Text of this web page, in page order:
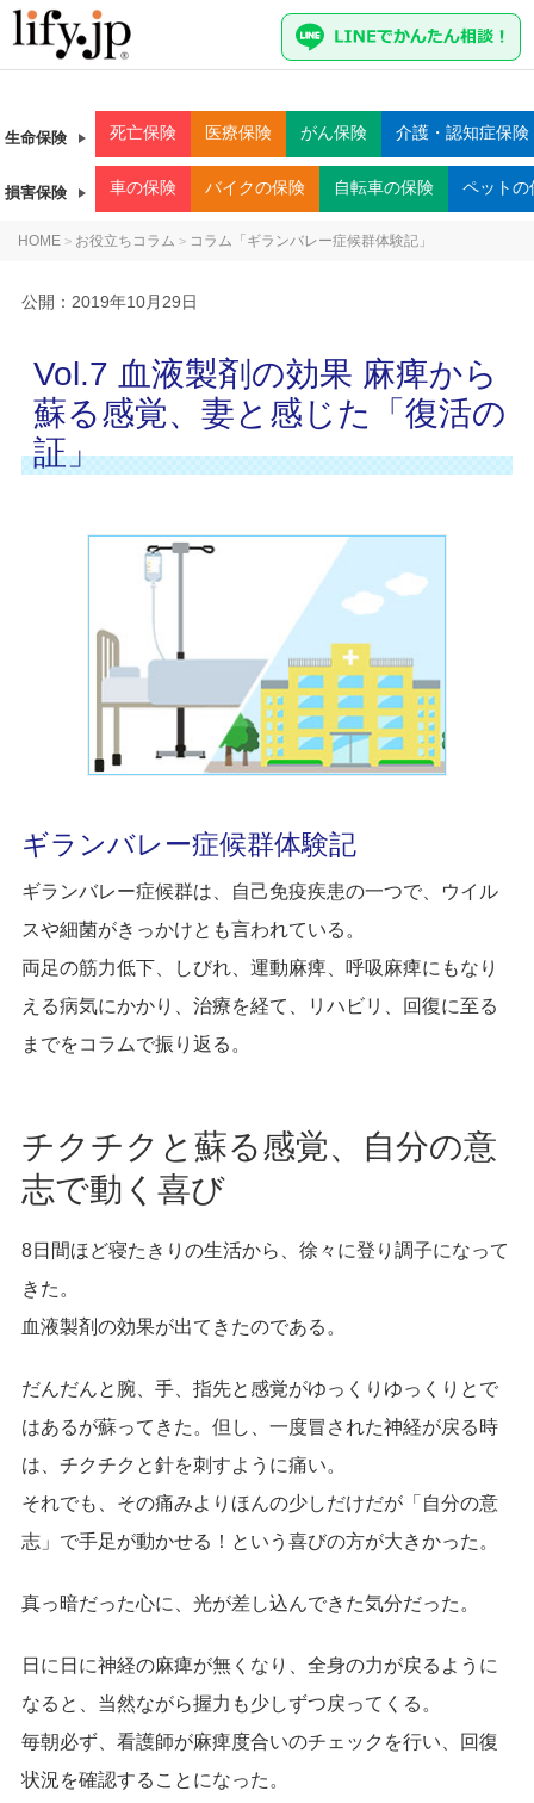
生命保険 死亡保険 医療保険 がん保険 介護・認知症保険
損害保険 車の保険 バイクの保険 自転車の保険 ペットの
HOME > お役立ちコラム > コラム「ギランバレー症候群体験記」
公開： 2019年10月29日
Vol.7 血液製剤の効果 麻痺から
蘇る感覚、妻と感じた「復活の
証」
ギランバレー症候群体験記
ギランバレー症候群は、自己免疫疾患の一つで、ウイル
スや細菌がきっかけとも言われている。
両足の筋力低下、しびれ、運動麻痺、呼吸麻痺にもなり
える病気にかかり、治療を経て、リハビリ、回復に至る
までをコラムで振り返る。
チクチクと蘇る感覚、自分の意
志で動く喜び
8日間ほど寝たきりの生活から、徐々に登り調子になって
きた。
血液製剤の効果が出てきたのである。
だんだんと腕、手、指先と感覚がゆっくりゆっくりとで
はあるが蘇ってきた。但し、一度冒された神経が戻る時
は、チクチクと針を刺すように痛い。
それでも、その痛みよりほんの少しだけだが「自分の意
志」で手足が動かせる！という喜びの方が大きかった。
真っ暗だった心に、光が差し込んできた気分だった。
日に日に神経の麻痺が無くなり、全身の力が戻るように
なると、当然ながら握力も少しずつ戻ってくる。
毎朝必ず、看護師が麻痺度合いのチェックを行い、回復
状況を確認することになった。